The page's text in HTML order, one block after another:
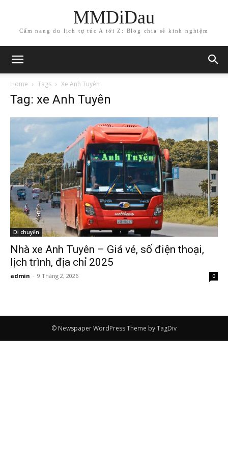
MMDiDau
Cẩm nang du lịch tự túc A tới Z: Blog chia sẻ kinh nghiệm
Home Tags Xe Anh Tuyên
Tag: xe Anh Tuyên
Di chuyển
Nhà xe Anh Tuyên – Giá vé, số điện thoại,
lịch trình, địa chỉ 2025
admin - 9 Tháng 2, 2026 0
© Newspaper WordPress Theme by TagDiv